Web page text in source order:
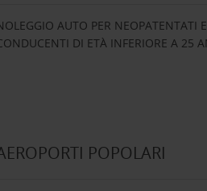
AUTO PER NEOPATENTATI E
DI ETÀ INFERIORE A 25
POPOLARI